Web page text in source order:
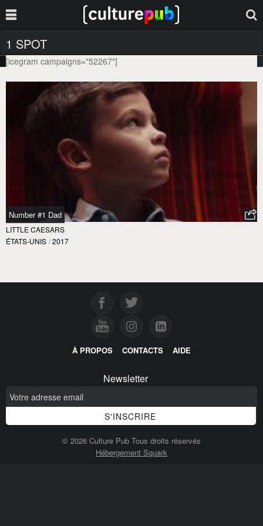
1 SPOT
[icegram campaigns="52267"]
Number #1 Dad
LITTLE CAESARS
ÉTATS-UNIS / 2017
À PROPOS CONTACTS AIDE
Newsletter
© 2026 Culture Pub Tous droits réservés
Hébergement Squark